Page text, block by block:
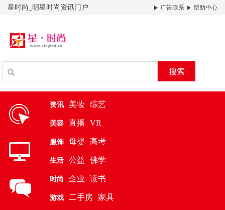
星时尚_明星时尚资讯门户 广告联系 帮助中心
搜索
资讯 美妆 综艺
美容 直播 VR
服饰 母婴 高考
生活 公益 佛学
时尚 企业 读书
游戏 二手房 家具